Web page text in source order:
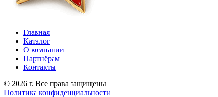
Главная
Каталог
О компании
Партнёрам
Контакты
© 2026 г. Все права защищены
Политика конфиденциальности